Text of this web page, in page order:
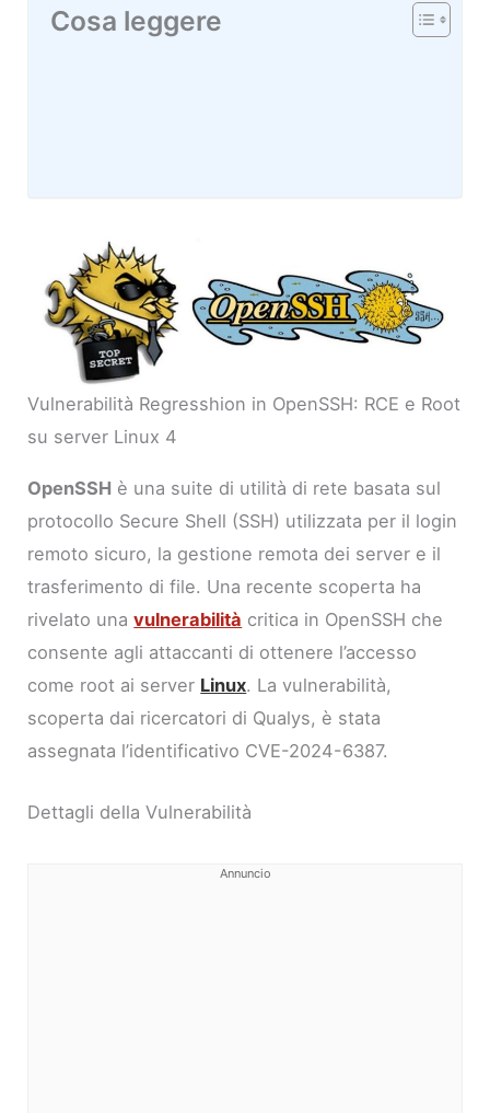
Cosa leggere
Vulnerabilità Regresshion in OpenSSH: RCE e Root
su server Linux 4
OpenSSH è una suite di utilità di rete basata sul
protocollo Secure Shell (SSH) utilizzata per il login
remoto sicuro, la gestione remota dei server e il
trasferimento di file. Una recente scoperta ha
rivelato unavulnerabilità critica in OpenSSH che
consente agli attaccanti di ottenere l’accesso
come root ai server Linux. La vulnerabilità,
scoperta dai ricercatori di Qualys, è stata
assegnata l’identificativo CVE-2024-6387.
Dettagli della Vulnerabilità
Annuncio